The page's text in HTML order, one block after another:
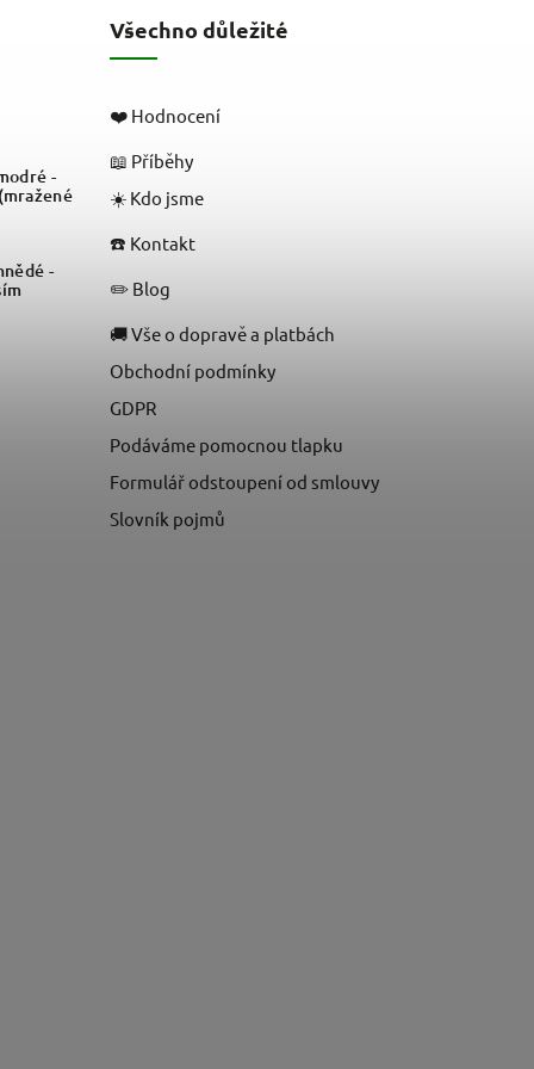
-
-
Všechno důležité
❤️ Hodnocení
📖 Příběhy
☀️ Kdo jsme
☎️ Kontakt
✏️ Blog
🚚 Vše o dopravě a platbách
Obchodní podmínky
GDPR
Podáváme pomocnou tlapku
Formulář odstoupení od smlouvy
Slovník pojmů